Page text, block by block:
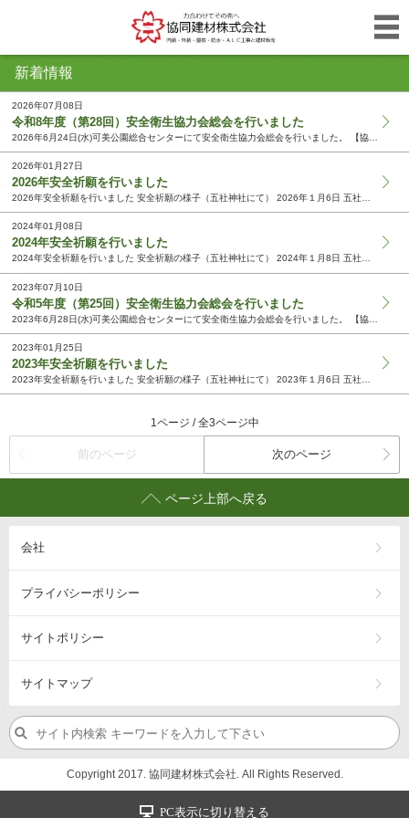
新着情報
2026年07月08日
令和8年度（第28回）安全衛生協力会総会を行いました
2026年01月27日
2026年安全祈願を行いました
2026年安全祈願を行いました 安全祈願の様子（五社神社にて） 2026年１月6日 五社神社にて安全祈願を行いました。 協力会社の皆さまと共に、一年の無事を祈願いたしました。 本年も宜しくお願...
2024年01月08日
2024年安全祈願を行いました
2024年安全祈願を行いました 安全祈願の様子（五社神社にて） 2024年１月8日 五社神社にて安全祈願を行いました。 協力会社の皆さまと共に、一年の無事を祈願いたしました。 本年も宜しくお願...
2023年07月10日
令和5年度（第25回）安全衛生協力会総会を行いました
2023年01月25日
2023年安全祈願を行いました
1ページ / 全3ページ中
前のページ 次のページ
ページ上部へ戻る
会社
プライバシーポリシー
サイトポリシー
サイトマップ
Copyright 2017. 協同建材株式会社. All Rights Reserved.
PC表示に切り替える